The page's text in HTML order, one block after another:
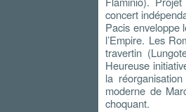
concert
Pacis enveloppe
l’Empire. Les
travertin
Heureuse
la
moderne de
choquant.